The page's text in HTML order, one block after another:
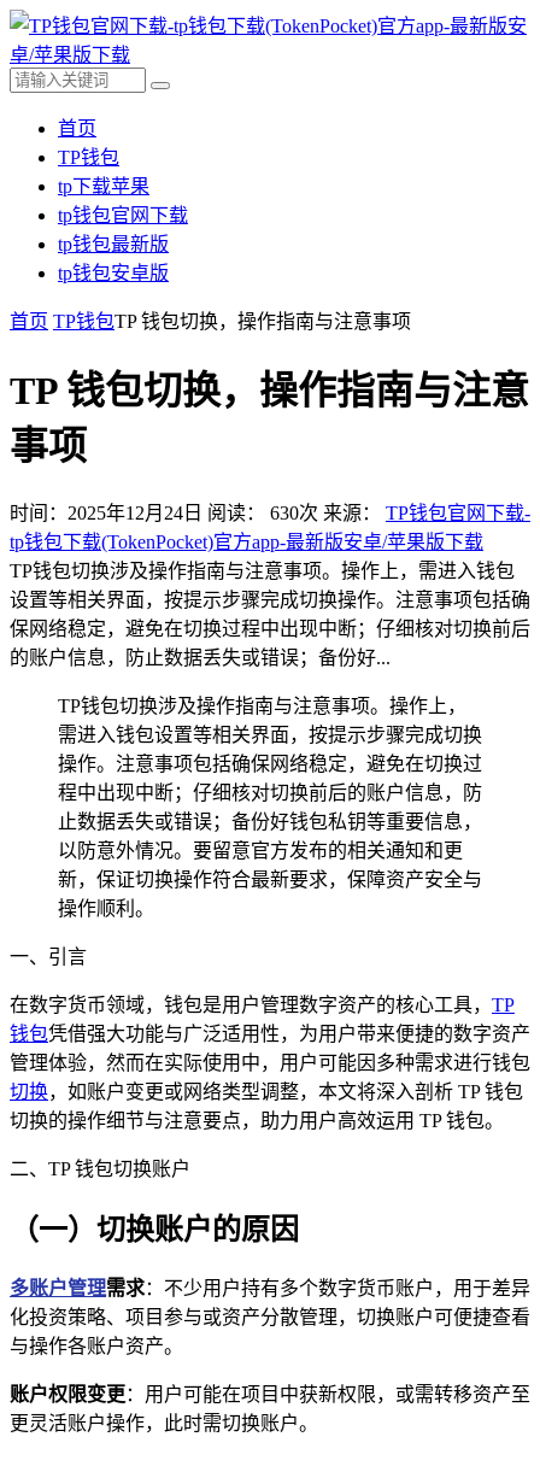
首页
TP钱包
tp下载苹果
tp钱包官网下载
tp钱包最新版
tp钱包安卓版
首页 TP钱包TP 钱包切换，操作指南与注意事项
TP 钱包切换，操作指南与注意
事项
时间：2025年12月24日 阅读： 630次 来源： TP钱包官网下载-
tp钱包下载(TokenPocket)官方app-最新版安卓/苹果版下载
TP钱包切换涉及操作指南与注意事项。操作上，需进入钱包
设置等相关界面，按提示步骤完成切换操作。注意事项包括确
保网络稳定，避免在切换过程中出现中断；仔细核对切换前后
的账户信息，防止数据丢失或错误；备份好...
TP钱包切换涉及操作指南与注意事项。操作上，
需进入钱包设置等相关界面，按提示步骤完成切换
操作。注意事项包括确保网络稳定，避免在切换过
程中出现中断；仔细核对切换前后的账户信息，防
止数据丢失或错误；备份好钱包私钥等重要信息，
以防意外情况。要留意官方发布的相关通知和更
新，保证切换操作符合最新要求，保障资产安全与
操作顺利。
一、引言
在数字货币领域，钱包是用户管理数字资产的核心工具， TP
钱包凭借强大功能与广泛适用性，为用户带来便捷的数字资产
管理体验，然而在实际使用中，用户可能因多种需求进行钱包
切换，如账户变更或网络类型调整，本文将深入剖析 TP 钱包
切换的操作细节与注意要点，助力用户高效运用 TP 钱包。
二、TP 钱包切换账户
（一）切换账户的原因
多账户管理需求：不少用户持有多个数字货币账户，用于差异
化投资策略、项目参与或资产分散管理，切换账户可便捷查看
与操作各账户资产。
账户权限变更 ：用户可能在项目中获新权限，或需转移资产至
更灵活账户操作，此时需切换账户。